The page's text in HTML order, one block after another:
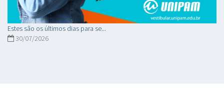
Estes são os últimos dias para se...
30/07/2026